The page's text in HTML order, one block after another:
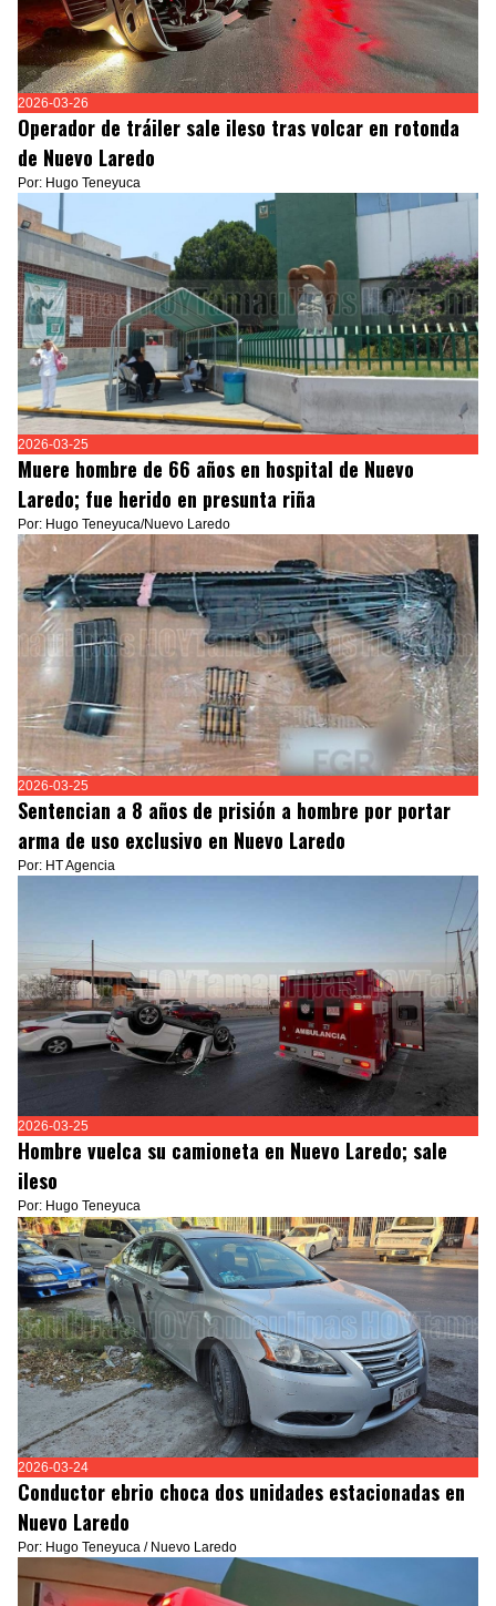
2026-03-26
Operador de tráiler sale ileso tras volcar en rotonda
de Nuevo Laredo
Por: Hugo Teneyuca
2026-03-25
Muere hombre de 66 años en hospital de Nuevo
Laredo; fue herido en presunta riña
Por: Hugo Teneyuca/Nuevo Laredo
2026-03-25
Sentencian a 8 años de prisión a hombre por portar
arma de uso exclusivo en Nuevo Laredo
Por: HT Agencia
2026-03-25
Hombre vuelca su camioneta en Nuevo Laredo; sale
ileso
Por: Hugo Teneyuca
2026-03-24
Conductor ebrio choca dos unidades estacionadas en
Nuevo Laredo
Por: Hugo Teneyuca / Nuevo Laredo